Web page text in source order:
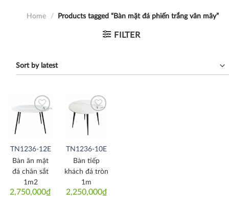
Home / Products tagged “Bàn mặt đá phiến trắng vân mây”
FILTER
Thích
TN1236-12E
2,750,000₫
Bàn ăn mặt
đá chân sắt
1m2
Thích
TN1236-10E
2,250,000₫
Bàn tiếp
khách đá tròn
1m